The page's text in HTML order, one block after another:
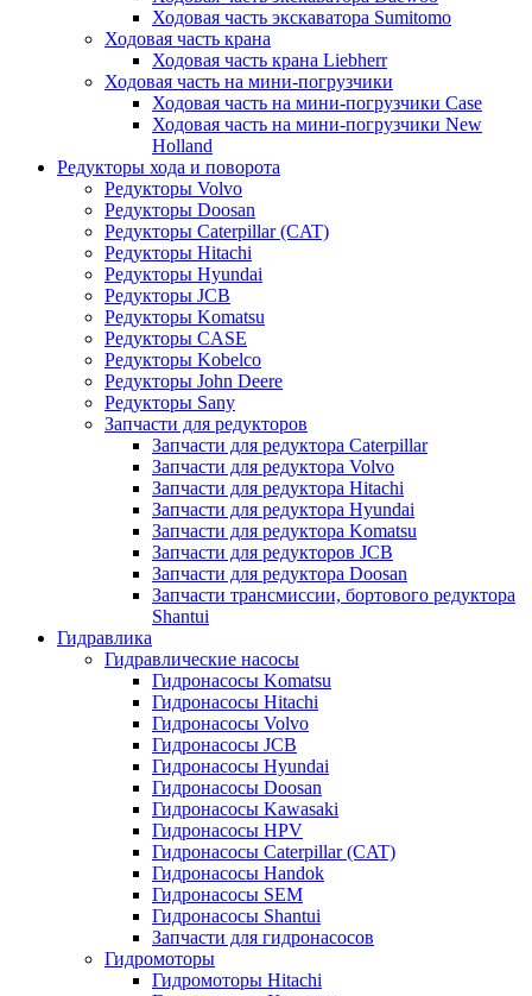
Ходовая часть экскаватора Sumitomo
Ходовая часть крана
Ходовая часть крана Liebherr
Ходовая часть на мини-погрузчики
Ходовая часть на мини-погрузчики Case
Ходовая часть на мини-погрузчики New
Holland
Редукторы хода и поворота
Редукторы Volvo
Редукторы Doosan
Редукторы Caterpillar (CAT)
Редукторы Hitachi
Редукторы Hyundai
Редукторы JCB
Редукторы Komatsu
Редукторы CASE
Редукторы Kobelco
Редукторы John Deere
Редукторы Sany
Запчасти для редукторов
Запчасти для редуктора Caterpillar
Запчасти для редуктора Volvo
Запчасти для редуктора Hitachi
Запчасти для редуктора Hyundai
Запчасти для редуктора Komatsu
Запчасти для редукторов JCB
Запчасти для редуктора Doosan
Запчасти трансмиссии, бортового редуктора
Shantui
Гидравлика
Гидравлические насосы
Гидронасосы Komatsu
Гидронасосы Hitachi
Гидронасосы Volvo
Гидронасосы JCB
Гидронасосы Hyundai
Гидронасосы Doosan
Гидронасосы Kawasaki
Гидронасосы HPV
Гидронасосы Caterpillar (CAT)
Гидронасосы Handok
Гидронасосы SEM
Гидронасосы Shantui
Запчасти для гидронасосов
Гидромоторы
Гидромоторы Hitachi